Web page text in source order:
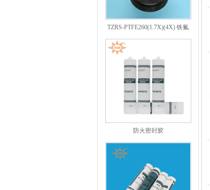
TZRS-PTFE260(1.7X)(4X) 铁氟
龙
防火密封胶